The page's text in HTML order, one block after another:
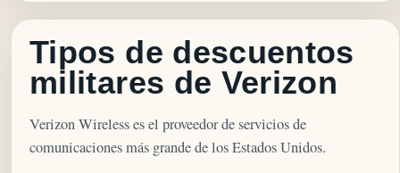
Tipos de descuentos
militares de Verizon
Verizon Wireless es el proveedor de servicios de
comunicaciones más grande de los Estados Unidos.